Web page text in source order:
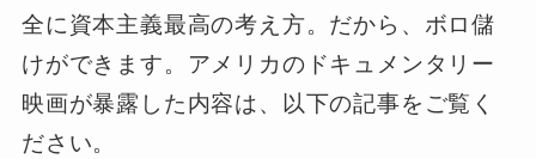
全に資本主義最高の考え方。だから、ボロ儲
けができます。アメリカのドキュメンタリー
映画が暴露した内容は、以下の記事をご覧く
ださい。